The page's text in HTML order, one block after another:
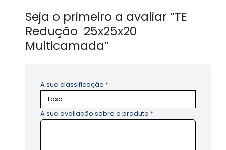
Seja o primeiro a avaliar “TE
Redução 25x25x20
Multicamada”
A sua classificação *
A sua avaliação sobre o produto *